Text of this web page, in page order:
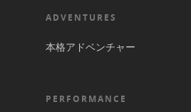
ADVENTURES
本格アドベンチャー
PERFORMANCE